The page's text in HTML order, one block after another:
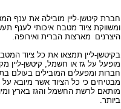
חברת קיטשן-ליין מובילה את ענף
ומשווקת ציוד מטבח איכותי לענף
היצרנים מארצות הברית ואירופה.
בקיטשן-ליין תמצאו את כל ציוד
מופעל על גז או חשמל, קיטשן-ליין
חברות ומפעלים המובילים בעולם
מבטיחים כי כל הציוד אשר מיובא על
מותאם לרשת החשמל והגז בארץ
ביותר.